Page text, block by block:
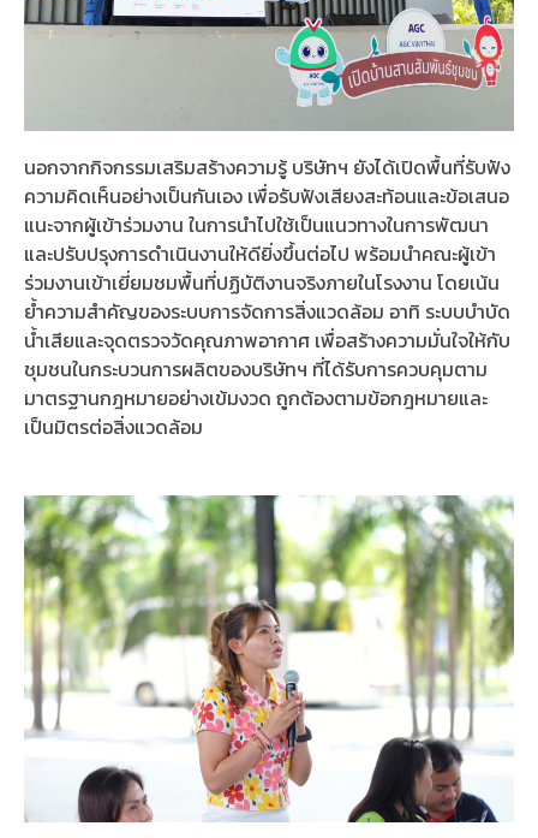
นอกจากกิจกรรมเสริมสร้างความรู้ บริษัทฯ ยังได้เปิดพื้นที่รับฟัง
ความคิดเห็นอย่างเป็นกันเอง เพื่อรับฟังเสียงสะท้อนและข้อเสนอ
แนะจากผู้เข้าร่วมงาน ในการนำไปใช้เป็นแนวทางในการพัฒนา
และปรับปรุงการดำเนินงานให้ดียิ่งขึ้นต่อไป พร้อมนำคณะผู้เข้า
ร่วมงานเข้าเยี่ยมชมพื้นที่ปฏิบัติงานจริงภายในโรงงาน โดยเน้น
ย้ำความสำคัญของระบบการจัดการสิ่งแวดล้อม อาทิ ระบบบำบัด
น้ำเสียและจุดตรวจวัดคุณภาพอากาศ เพื่อสร้างความมั่นใจให้กับ
ชุมชนในกระบวนการผลิตของบริษัทฯ ที่ได้รับการควบคุมตาม
มาตรฐานกฎหมายอย่างเข้มงวด ถูกต้องตามข้อกฎหมายและ
เป็นมิตรต่อสิ่งแวดล้อม